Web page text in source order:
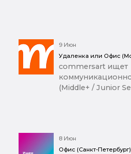
9 Июн
Удаленка или Офис
commersart ищет
(Middle+ / Junior
8 Июн
Офис (Санкт-Петербург)